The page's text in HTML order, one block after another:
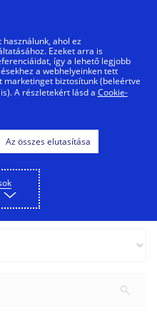
amelyek átalakítják a
az általunk kiszolgált
ahol ez
Ezeket arra is
így a lehető legjobb
a webhelyeinken tett
marketinget biztosítunk (beleértve
A részletekért lásd a Cookie-
Az összes elutasítása